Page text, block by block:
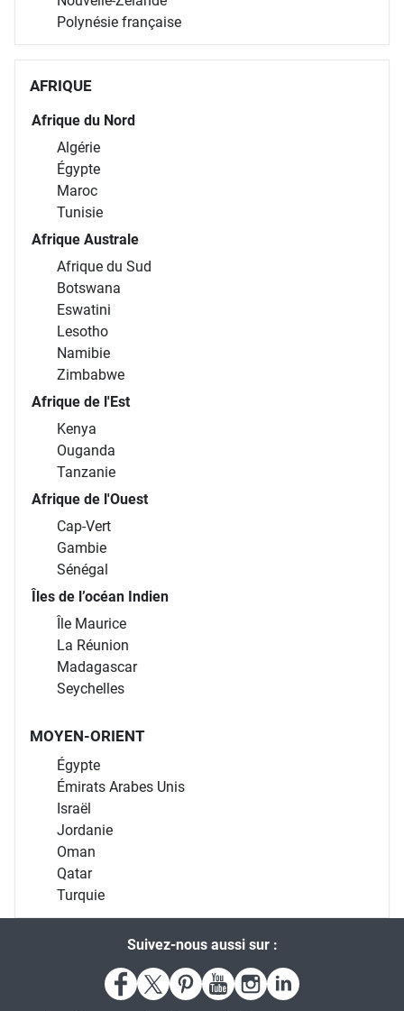
Polynésie française
AFRIQUE
Afrique du Nord
Algérie
Égypte
Maroc
Tunisie
Afrique Australe
Afrique du Sud
Botswana
Eswatini
Lesotho
Namibie
Zimbabwe
Afrique de l'Est
Kenya
Ouganda
Tanzanie
Afrique de l'Ouest
Cap-Vert
Gambie
Sénégal
Îles de l’océan Indien
Île Maurice
La Réunion
Madagascar
Seychelles
MOYEN-ORIENT
Égypte
Émirats Arabes Unis
Israël
Jordanie
Oman
Qatar
Turquie
Suivez-nous aussi sur :